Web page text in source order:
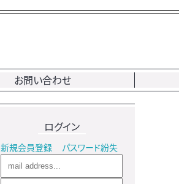
お問い合わせ
ログイン
新規会員登録 パスワード紛失